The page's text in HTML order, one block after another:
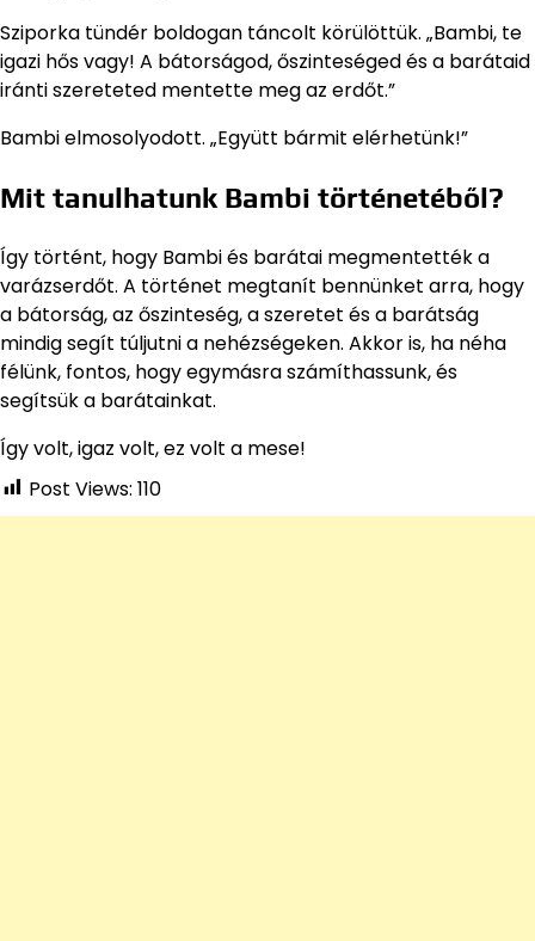
Sziporka tündér boldogan táncolt körülöttük. „Bambi, te
igazi hős vagy! A bátorságod, őszinteséged és a barátaid
iránti szereteted mentette meg az erdőt.”
Bambi elmosolyodott. „Együtt bármit elérhetünk!”
Mit tanulhatunk Bambi történetéből?
Így történt, hogy Bambi és barátai megmentették a
varázserdőt. A történet megtanít bennünket arra, hogy
a bátorság, az őszinteség, a szeretet és a barátság
mindig segít túljutni a nehézségeken. Akkor is, ha néha
félünk, fontos, hogy egymásra számíthassunk, és
segítsük a barátainkat.
Így volt, igaz volt, ez volt a mese!
Post Views: 110